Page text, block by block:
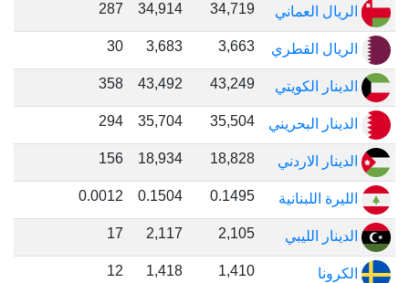
الريال العماني 34,719
34,914
287
الريال القطري 3,663
3,683
30
الدينار الكويتي 43,249
43,492
358
الدينار البحريني 35,504
35,704
294
الدينار الاردني 18,828
18,934
156
الليرة اللبنانية 0.1495
0.1504
0.0012
الدينار الليبي 2,105
2,117
17
الكرونا
1,410
1,418
12